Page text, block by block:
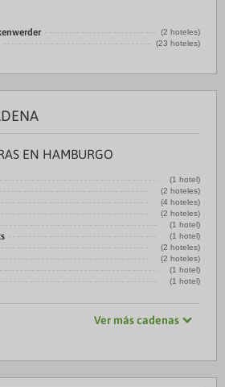
(2 hoteles)
(23 hoteles)
EN HAMBURGO
(1 hotel)
(2 hoteles)
(4 hoteles)
(2 hoteles)
(1 hotel)
(1 hotel)
(2 hoteles)
(2 hoteles)
(1 hotel)
(1 hotel)
Ver más cadenas